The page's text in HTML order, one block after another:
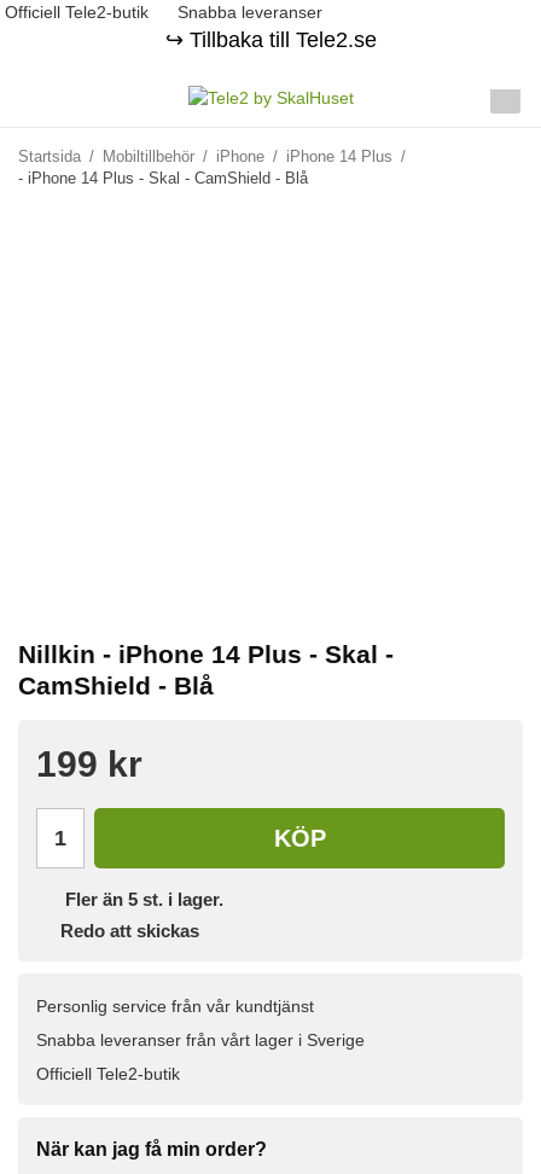
Officiell Tele2-butik Snabba leveranser
↪️ Tillbaka till Tele2.se
Startsida / Mobiltillbehör / iPhone / iPhone 14 Plus /
- iPhone 14 Plus - Skal - CamShield - Blå
Nillkin - iPhone 14 Plus - Skal -
CamShield - Blå
199 kr
KÖP
Fler än 5 st. i lager.
Redo att skickas
Personlig service från vår kundtjänst
Snabba leveranser från vårt lager i Sverige
Officiell Tele2-butik
När kan jag få min order?